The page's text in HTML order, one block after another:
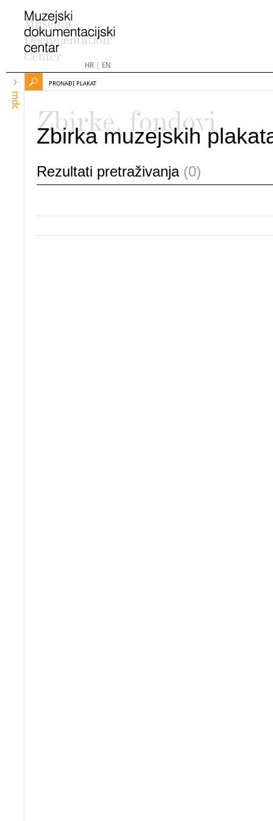
HR| EN
mdc
PRONAĐI PLAKAT
Zbirke, fondovi
Zbirka muzejskih
Rezultati pretraživanja (0)